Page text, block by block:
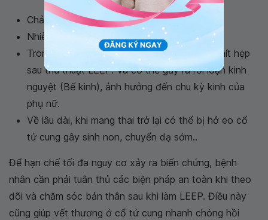
Chảy máu
Nhiễm trùng tại chỗ
Trong một số ít trường hợp, cổ tử cung bị chít hẹp
sau thủ thuật LEEP. Và có thể gây ra rối loạn kinh
nguyệt (Bế kinh), ảnh hưởng đến chu kỳ kinh của
phụ nữ.
Về lâu dài, khi mang thai trở lại có thể bị hở eo cổ
tử cung gây sinh non, chuyển dạ sớm..
Để hạn chế tối đa nguy cơ xảy ra biến chứng, bệnh
nhân cần phải tuân thủ các biện pháp an toàn khi theo
dõi và chăm sóc bản thân sau khi làm LEEP. Điều này
cũng giúp vết thương ở cổ tử cung nhanh chóng hồi